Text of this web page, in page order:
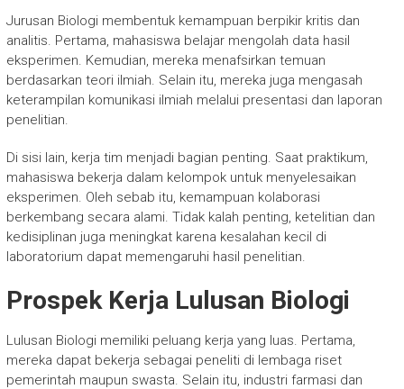
Jurusan Biologi membentuk kemampuan berpikir kritis dan
analitis. Pertama, mahasiswa belajar mengolah data hasil
eksperimen. Kemudian, mereka menafsirkan temuan
berdasarkan teori ilmiah. Selain itu, mereka juga mengasah
keterampilan komunikasi ilmiah melalui presentasi dan laporan
penelitian.
Di sisi lain, kerja tim menjadi bagian penting. Saat praktikum,
mahasiswa bekerja dalam kelompok untuk menyelesaikan
eksperimen. Oleh sebab itu, kemampuan kolaborasi
berkembang secara alami. Tidak kalah penting, ketelitian dan
kedisiplinan juga meningkat karena kesalahan kecil di
laboratorium dapat memengaruhi hasil penelitian.
Prospek Kerja Lulusan Biologi
Lulusan Biologi memiliki peluang kerja yang luas. Pertama,
mereka dapat bekerja sebagai peneliti di lembaga riset
pemerintah maupun swasta. Selain itu, industri farmasi dan